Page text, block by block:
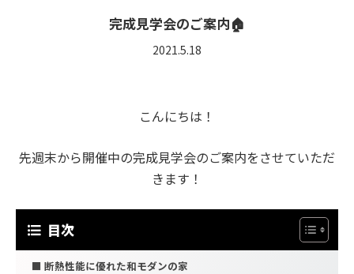
完成見学会のご案内🏠
2021.5.18
こんにちは！
先週末から開催中の完成見学会のご案内をさせていただ
きます！
目次
断熱性能に優れた和モダンの家